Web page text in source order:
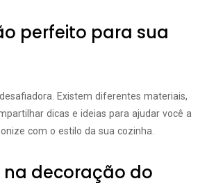
perfeito para sua
Existem diferentes materiais,
dicas e ideias para ajudar você a
com o estilo da sua cozinha.
decoração do